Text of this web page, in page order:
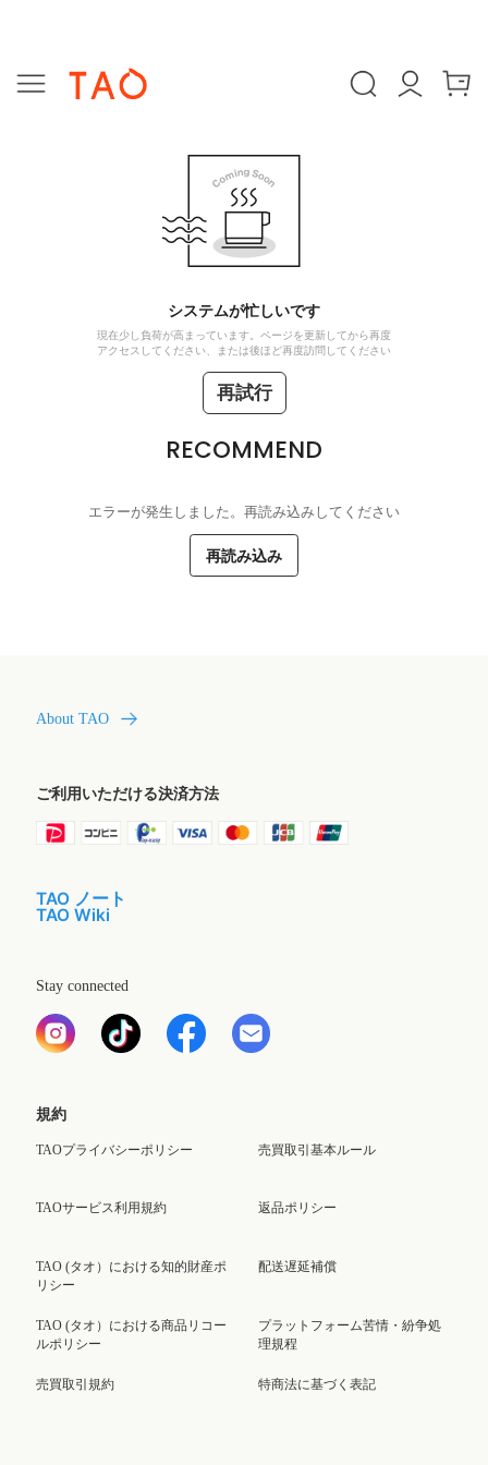
システムが忙しいです
現在少し負荷が高まっています。ページを更新してから再度
アクセスしてください、または後ほど再度訪問してください
再試行
RECOMMEND
エラーが発生しました。再読み込みしてください
再読み込み
About TAO
ご利用いただける決済方法
TAO ノート
TAO Wiki
Stay connected
規約
TAOプライバシーポリシー
TAOサービス利用規約
TAO (タオ）における知的財産ポ
リシー
TAO (タオ）における商品リコー
ルポリシー
売買取引規約
売買取引基本ルール
返品ポリシー
配送遅延補償
プラットフォーム苦情・紛争処
理規程
特商法に基づく表記